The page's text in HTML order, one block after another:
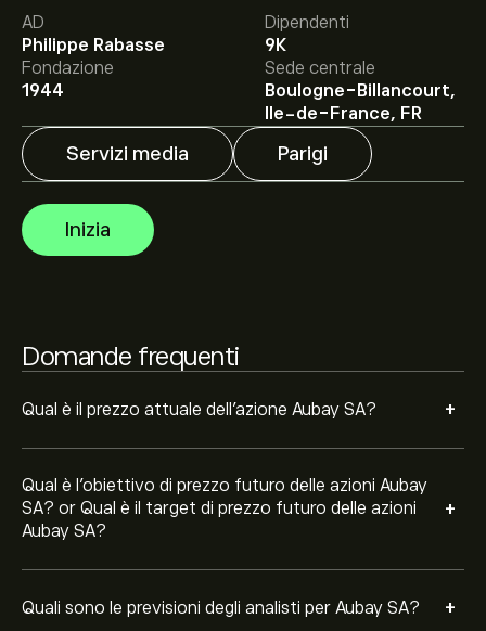
AD
Philippe Rabasse
Dipendenti
9K
Fondazione
1944
Sede centrale
Boulogne-Billancourt,
Ile-de-France, FR
Servizi media Parigi
Inizia
Domande frequenti
Qual è il prezzo attuale dell'azione Aubay SA? +
Qual è l'obiettivo di prezzo futuro delle azioni Aubay
SA? or Qual è il target di prezzo futuro delle azioni
Aubay SA?
+
Il target di prezzo medio per le azioni Aubay SA è di
56.80‎€‎.
su eToro per previsioni dettagliate degli
Quali sono le previsioni degli analisti per Aubay SA? +
Gli analisti offrono previsioni per le azioni Aubay SA
basate su tendenze di mercato, rapporti finanziari e
futuri movimenti dei prezzi.
La capitalizzazione di mercato di Aubay SA è 723.32M‎€‎